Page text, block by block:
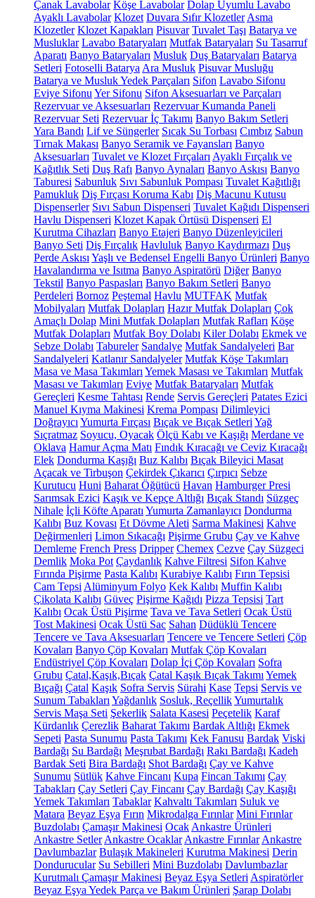
Çanak Lavabolar Köşe Lavabolar Dolap Uyumlu Lavabo
Ayaklı Lavabolar Klozet Duvara Sıfır Klozetler Asma
Klozetler Klozet Kapakları Pisuvar Tuvalet Taşı Batarya ve
Musluklar Lavabo Bataryaları Mutfak Bataryaları Su Tasarruf
Aparatı Banyo Bataryaları Musluk Duş Bataryaları Batarya
Setleri Fotoselli Batarya Ara Musluk Pisuvar Musluğu
Batarya ve Musluk Yedek Parçaları Sifon Lavabo Sifonu
Eviye Sifonu Yer Sifonu Sifon Aksesuarları ve Parçaları
Rezervuar ve Aksesuarları Rezervuar Kumanda Paneli
Rezervuar Seti Rezervuar İç Takımı Banyo Bakım Setleri
Yara Bandı Lif ve Süngerler Sıcak Su Torbası Cımbız Sabun
Tırnak Makası Banyo Seramik ve Fayansları Banyo
Aksesuarları Tuvalet ve Klozet Fırçaları Ayaklı Fırçalık ve
Kağıtlık Seti Duş Rafı Banyo Aynaları Banyo Askısı Banyo
Taburesi Sabunluk Sıvı Sabunluk Pompası Tuvalet Kağıtlığı
Pamukluk Diş Fırçası Koruma Kabı Diş Macunu Kutusu
Dispenserler Sıvı Sabun Dispenseri Tuvalet Kağıdı Dispenseri
Havlu Dispenseri Klozet Kapak Örtüsü Dispenseri El
Kurutma Cihazları Banyo Etajeri Banyo Düzenleyicileri
Banyo Seti Diş Fırçalık Havluluk Banyo Kaydırmazı Duş
Perde Askısı Yaşlı ve Bedensel Engelli Banyo Ürünleri Banyo
Havalandırma ve Isıtma Banyo Aspiratörü Diğer Banyo
Tekstil Banyo Paspasları Banyo Bakım Setleri Banyo
Perdeleri Bornoz Peştemal Havlu MUTFAK Mutfak
Mobilyaları Mutfak Dolapları Hazır Mutfak Dolapları Çok
Amaçlı Dolap Mini Mutfak Dolapları Mutfak Rafları Köşe
Mutfak Dolapları Mutfak Boy Dolabı Kiler Dolabı Ekmek ve
Sebze Dolabı Tabureler Sandalye Mutfak Sandalyeleri Bar
Sandalyeleri Katlanır Sandalyeler Mutfak Köşe Takımları
Masa ve Masa Takımları Yemek Masası ve Takımları Mutfak
Masası ve Takımları Eviye Mutfak Bataryaları Mutfak
Gereçleri Kesme Tahtası Rende Servis Gereçleri Patates Ezici
Manuel Kıyma Makinesi Krema Pompası Dilimleyici
Doğrayıcı Yumurta Fırçası Bıçak ve Bıçak Setleri Yağ
Sıçratmaz Soyucu, Oyacak Ölçü Kabı ve Kaşığı Merdane ve
Oklava Hamur Açma Matı Fındık Kıracağı ve Ceviz Kıracağı
Elek Dondurma Kaşığı Buz Kalıbı Bıçak Bileyici Masat
Açacak ve Tirbuşon Çekirdek Çıkarıcı Çırpıcı Sebze
Kurutucu Huni Baharat Öğütücü Havan Hamburger Presi
Sarımsak Ezici Kaşık ve Kepçe Altlığı Bıçak Standı Süzgeç
Nihale İçli Köfte Aparatı Yumurta Zamanlayıcı Dondurma
Kalıbı Buz Kovası Et Dövme Aleti Sarma Makinesi Kahve
Değirmenleri Limon Sıkacağı Pişirme Grubu Çay ve Kahve
Demleme French Press Dripper Chemex Cezve Çay Süzgeci
Demlik Moka Pot Çaydanlık Kahve Filtresi Sifon Kahve
Fırında Pişirme Pasta Kalıbı Kurabiye Kalıbı Fırın Tepsisi
Cam Tepsi Alüminyum Folyo Kek Kalıbı Muffin Kalıbı
Çikolata Kalıbı Güveç Pişirme Kağıdı Pizza Tepsisi Tart
Kalıbı Ocak Üstü Pişirme Tava ve Tava Setleri Ocak Üstü
Tost Makinesi Ocak Üstü Sac Sahan Düdüklü Tencere
Tencere ve Tava Aksesuarları Tencere ve Tencere Setleri Çöp
Kovaları Banyo Çöp Kovaları Mutfak Çöp Kovaları
Endüstriyel Çöp Kovaları Dolap İçi Çöp Kovaları Sofra
Grubu Çatal,Kaşık,Bıçak Çatal Kaşık Bıçak Takımı Yemek
Bıçağı Çatal Kaşık Sofra Servis Sürahi Kase Tepsi Servis ve
Sunum Tabakları Yağdanlık Sosluk, ReçellikYumurtalık
Servis Maşa Seti Şekerlik Salata Kasesi Peçetelik Karaf
Kürdanlık Çerezlik Baharat Takımı Bardak Altlığı Ekmek
Sepeti Pasta Sunumu Pasta Takımı Kek Fanusu Bardak Viski
Bardağı Su Bardağı Meşrubat Bardağı Rakı Bardağı Kadeh
Bardak Seti Bira Bardağı Shot Bardağı Çay ve Kahve
Sunumu Sütlük Kahve Fincanı Kupa Fincan Takımı Çay
Tabakları Çay Setleri Çay Fincanı Çay Bardağı Çay Kaşığı
Yemek Takımları Tabaklar Kahvaltı Takımları Suluk ve
Matara Beyaz Eşya Fırın Mikrodalga Fırınlar Mini Fırınlar
Buzdolabı Çamaşır Makinesi Ocak Ankastre Ürünleri
Ankastre Setler Ankastre Ocaklar Ankastre Fırınlar Ankastre
Davlumbazlar Bulaşık Makineleri Kurutma Makinesi Derin
Dondurucular Su Sebilleri Mini Buzdolabı Davlumbazlar
Kurutmalı Çamaşır Makinesi Beyaz Eşya Setleri Aspiratörler
Beyaz Eşya Yedek Parça ve Bakım Ürünleri Şarap Dolabı